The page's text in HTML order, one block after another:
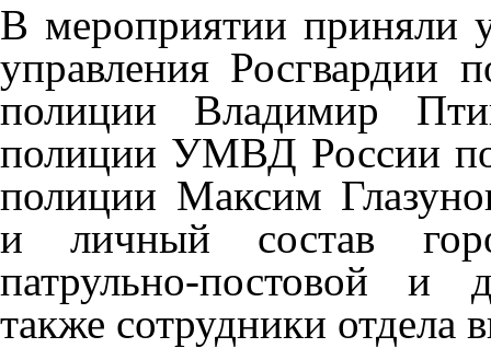
В мероприятии приняли
управления Росгвардии
полиции Владимир
полиции УМВД России по
полиции Максим
и личный состав
патрульно-постовой и
также сотрудники отдела